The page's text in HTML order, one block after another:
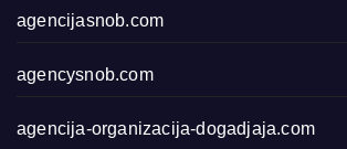
agencijasnob.com
agencysnob.com
agencija-organizacija-dogadjaja.com